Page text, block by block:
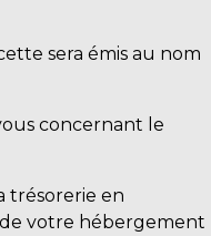
sera émis au nom
concernant le
trésorerie en
votre hébergement